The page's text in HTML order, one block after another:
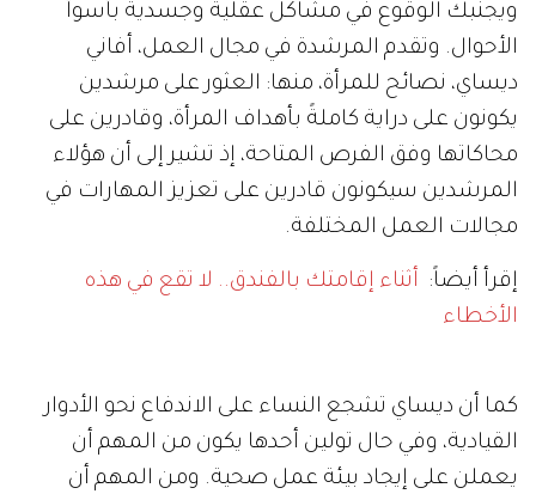
ويجنبك الوقوع في مشاكل عقلية وجسدية بأسوأ
الأحوال. وتقدم المرشدة في مجال العمل، أفاني
ديساي، نصائح للمرأة، منها: العثور على مرشدين
يكونون على دراية كاملةً بأهداف المرأة، وقادرين على
محاكاتها وفق الفرص المتاحة، إذ تشير إلى أن هؤلاء
المرشدين سيكونون قادرين على تعزيز المهارات في
مجالات العمل المختلفة.
إقرأ أيضاً: أثناء إقامتك بالفندق.. لا تقع في هذه
الأخطاء
كما أن ديساي تشجع النساء على الاندفاع نحو الأدوار
القيادية، وفي حال تولين أحدها يكون من المهم أن
يعملن على إيجاد بيئة عمل صحية. ومن المهم أن